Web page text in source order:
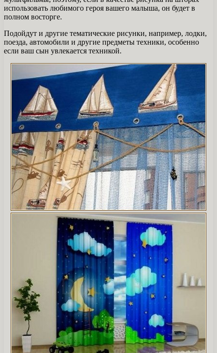
использовать любимого героя вашего малыша, он будет в
полном восторге.
Подойдут и другие тематические рисунки, например, лодки,
поезда, автомобили и другие предметы техники, особенно
если ваш сын увлекается техникой.